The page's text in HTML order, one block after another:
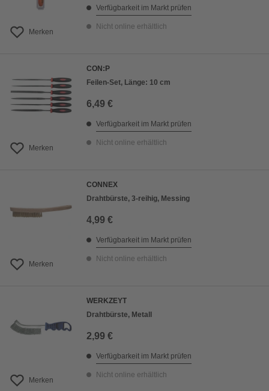
Merken
Verfügbarkeit im Markt prüfen
Nicht online erhältlich
Merken
CON:P
Feilen-Set, Länge: 10 cm
6,49 €
Verfügbarkeit im Markt prüfen
Nicht online erhältlich
Merken
CONNEX
Drahtbürste, 3-reihig, Messing
4,99 €
Verfügbarkeit im Markt prüfen
Nicht online erhältlich
Merken
WERKZEYT
Drahtbürste, Metall
2,99 €
Verfügbarkeit im Markt prüfen
Nicht online erhältlich